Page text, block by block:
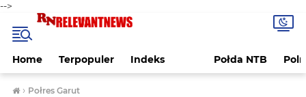
-->
Home Terpopuler Indeks Połda NTB
› Połres Garut